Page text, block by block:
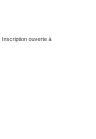
Inscription ouverte à